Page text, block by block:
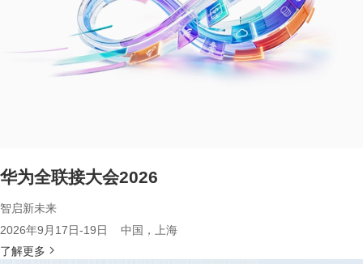
华为全联接大会2026
智启新未来
2026年9月17日-19日 中国，上海
了解更多